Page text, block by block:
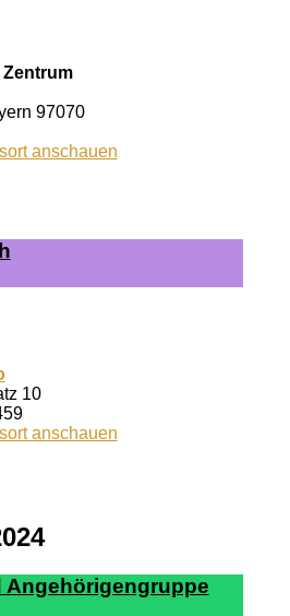
Zentrum
97070
anschauen
10
anschauen
An­ge­hör­ig­en­grup­pe